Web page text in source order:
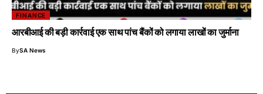
FINANCE
आरबीआई की बड़ी कार्रवाई एक साथ पांच बैंकों को लगाया लाखों का जुर्माना
BySA News